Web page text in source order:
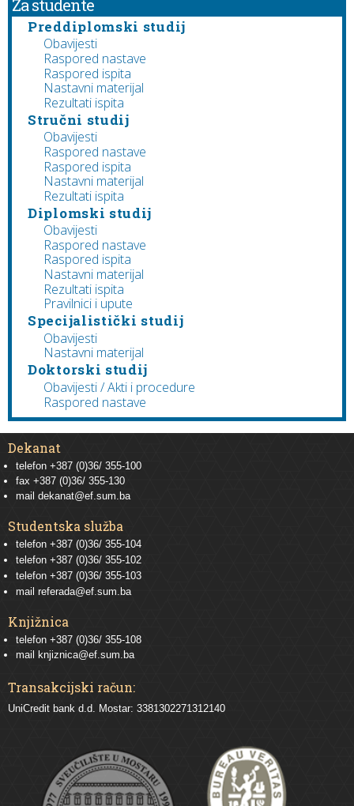
Za studente
Preddiplomski studij
Obavijesti
Raspored nastave
Raspored ispita
Nastavni materijal
Rezultati ispita
Stručni studij
Obavijesti
Raspored nastave
Raspored ispita
Nastavni materijal
Rezultati ispita
Diplomski studij
Obavijesti
Raspored nastave
Raspored ispita
Nastavni materijal
Rezultati ispita
Pravilnici i upute
Specijalistički studij
Obavijesti
Nastavni materijal
Doktorski studij
Obavijesti / Akti i procedure
Raspored nastave
Dekanat
telefon +387 (0)36/ 355-100
fax +387 (0)36/ 355-130
mail dekanat@ef.sum.ba
Studentska služba
telefon +387 (0)36/ 355-104
telefon +387 (0)36/ 355-102
telefon +387 (0)36/ 355-103
mail referada@ef.sum.ba
Knjižnica
telefon +387 (0)36/ 355-108
mail knjiznica@ef.sum.ba
Transakcijski račun:
UniCredit bank d.d. Mostar: 3381302271312140